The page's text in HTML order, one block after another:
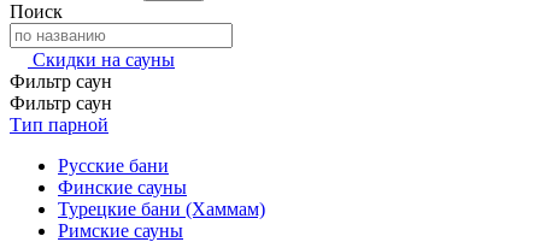
Поиск
Скидки на сауны
Фильтр саун
Фильтр саун
Тип парной
Русские бани
Финские сауны
Турецкие бани (Хаммам)
Римские сауны